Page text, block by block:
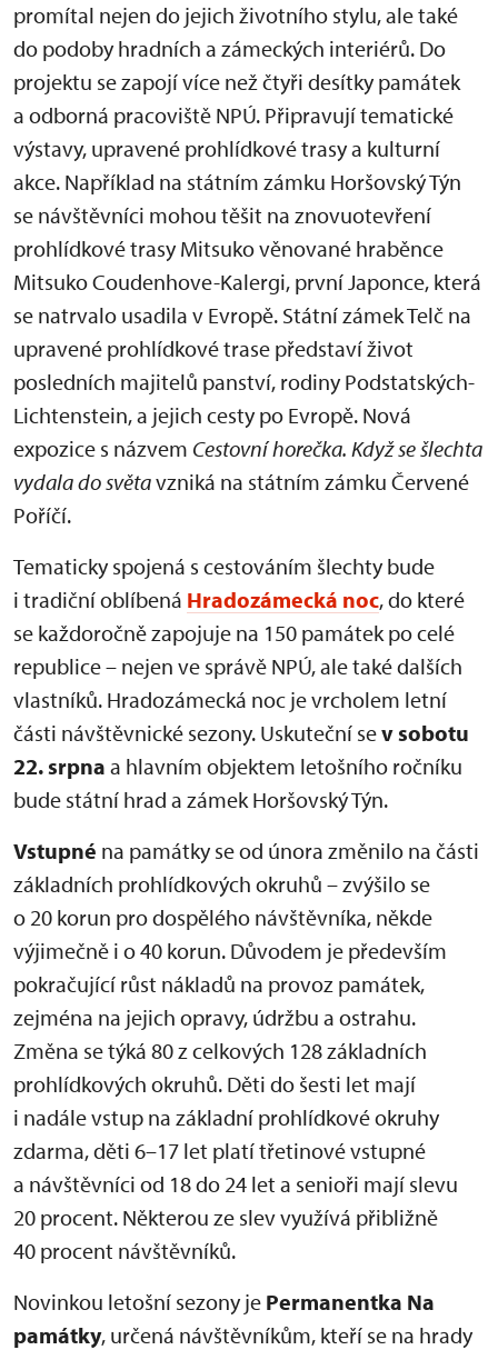
promítal nejen do jejich životního stylu, ale také
do podoby hradních a zámeckých interiérů. Do
projektu se zapojí více než čtyři desítky památek
a odborná pracoviště NPÚ. Připravují tematické
výstavy, upravené prohlídkové trasy a kulturní
akce. Například na státním zámku Horšovský Týn
se návštěvníci mohou těšit na znovuotevření
prohlídkové trasy Mitsuko věnované hraběnce
Mitsuko Coudenhove-Kalergi, první Japonce, která
se natrvalo usadila v Evropě. Státní zámek Telč na
upravené prohlídkové trase představí život
posledních majitelů panství, rodiny Podstatských-
Lichtenstein, a jejich cesty po Evropě. Nová
expozice s názvem Cestovní horečka. Když se šlechta
vydala do světavzniká na státním zámku Červené
Poříčí.
Tematicky spojená s cestováním šlechty bude
i tradiční oblíbená Hradozámecká noc, do které
se každoročně zapojuje na 150 památek po celé
republice – nejen ve správě NPÚ, ale také dalších
vlastníků. Hradozámecká noc je vrcholem letní
části návštěvnické sezony. Uskuteční sev sobotu
22. srpna a hlavním objektem letošního ročníku
bude státní hrad a zámek Horšovský Týn.
Vstupné na památky se od února změnilo na části
základních prohlídkových okruhů – zvýšilo se
o 20 korun pro dospělého návštěvníka, někde
výjimečně i o 40 korun. Důvodem je především
pokračující růst nákladů na provoz památek,
zejména na jejich opravy, údržbu a ostrahu.
Změna se týká 80 z celkových 128 základních
prohlídkových okruhů. Děti do šesti let mají
i nadále vstup na základní prohlídkové okruhy
zdarma, děti 6–17 let platí třetinové vstupné
a návštěvníci od 18 do 24 let a senioři mají slevu
20 procent. Některou ze slev využívá přibližně
40 procent návštěvníků.
Novinkou letošní sezony je Permanentka Na
památky, určená návštěvníkům, kteří se na hrady